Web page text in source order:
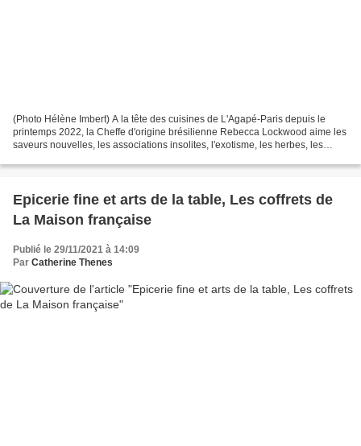
(Photo Hélène Imbert) A la tête des cuisines de L'Agapé-Paris depuis le
printemps 2022, la Cheffe d'origine brésilienne Rebecca Lockwood aime les
saveurs nouvelles, les associations insolites, l'exotisme, les herbes, les
Epicerie fine et arts de la table, Les coffrets de
La Maison française
Publié le 29/11/2021 à 14:09
Par Catherine Thenes